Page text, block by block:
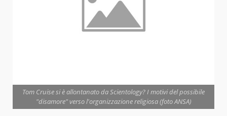
Tom Cruise si è allontanato da Scientology? I motivi del possibile
"disamore" verso l'organizzazione religiosa (foto ANSA)